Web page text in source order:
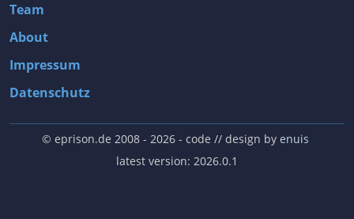
Team
About
Impressum
Datenschutz
© eprison.de 2008 - 2026- code // design by enuis
latest version: 2026.0.1